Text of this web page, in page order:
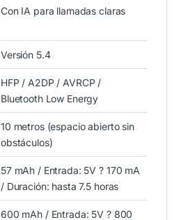
Con IA para llamadas claras
Versión 5.4
HFP / A2DP / AVRCP /
Bluetooth Low Energy
10 metros (espacio abierto sin
obstáculos)
57 mAh / Entrada: 5V ? 170 mA
/ Duración: hasta 7.5 horas
600 mAh / Entrada: 5V ? 800